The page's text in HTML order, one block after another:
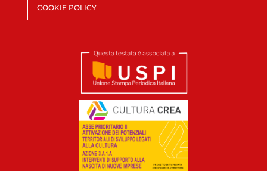
COOKIE POLICY